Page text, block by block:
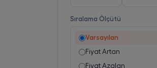
Sıralama Ölçütü
Varsayılan
Fiyat Artan
Fiyat Azalan